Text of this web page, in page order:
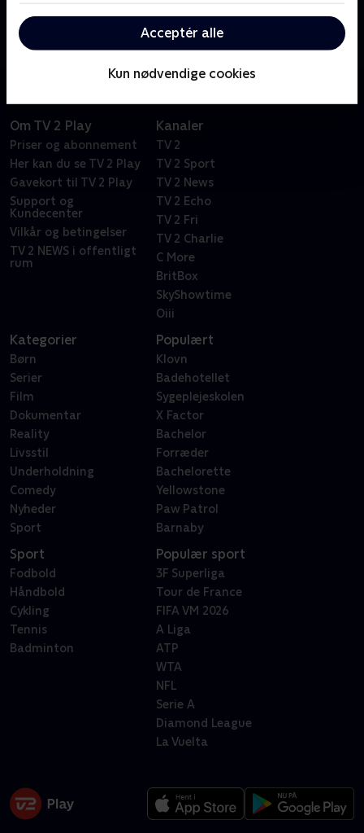
Acceptér alle
Kun nødvendige cookies
personalet, trods travlhed og stress, altid formår at
holde hovedet koldt.
Om TV 2 Play
Priser og abonnement
Her kan du se TV 2 Play
Gavekort til TV 2 Play
Support og
Kundecenter
Vilkår og betingelser
TV 2 NEWS i offentligt
rum
Kanaler
TV 2
TV 2 Sport
TV 2 News
TV 2 Echo
TV 2 Fri
TV 2 Charlie
C More
BritBox
SkyShowtime
Oiii
Kategorier
Børn
Serier
Film
Dokumentar
Reality
Livsstil
Underholdning
Comedy
Nyheder
Sport
Populært
Klovn
Badehotellet
Sygeplejeskolen
X Factor
Bachelor
Forræder
Bachelorette
Yellowstone
Paw Patrol
Barnaby
Sport
Fodbold
Håndbold
Cykling
Tennis
Badminton
Populær sport
3F Superliga
Tour de France
FIFA VM 2026
A Liga
ATP
WTA
NFL
Serie A
Diamond League
La Vuelta